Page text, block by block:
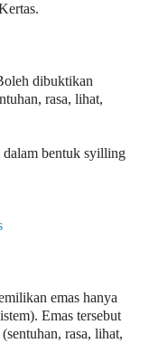
dibuktikan
rasa, lihat,
bentuk syilling
emas hanya
Emas tersebut
rasa, lihat,